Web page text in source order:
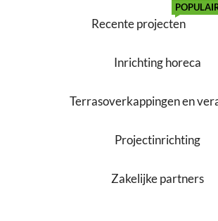
Recente projecten
Inrichting horeca
Terrasoverkappingen en
Projectinrichting
Zakelijke partners